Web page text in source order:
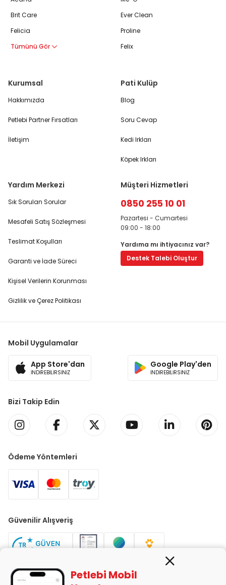
Brit Care
Felicia
Tümünü Gör
Ever Clean
Proline
Felix
Kurumsal
Hakkımızda
Petlebi Partner Fırsatları
İletişim
Pati Kulüp
Blog
Soru Cevap
Kedi Irkları
Köpek Irkları
Yardım Merkezi
Sık Sorulan Sorular
Mesafeli Satış Sözleşmesi
Teslimat Koşulları
Garanti ve İade Süreci
Kişisel Verilerin Korunması
Gizlilik ve Çerez Politikası
Müşteri Hizmetleri
0850 255 10 01
Pazartesi - Cumartesi
09:00 - 18:00
Yardıma mı ihtiyacınız var?
Destek Talebi Oluştur
Mobil Uygulamalar
App Store'dan
İNDİREBİLİRSİNİZ
Google Play'den
İNDİREBİLİRSİNİZ
Bizi Takip Edin
Ödeme Yöntemleri
Güvenilir Alışveriş
Petlebi Mobil